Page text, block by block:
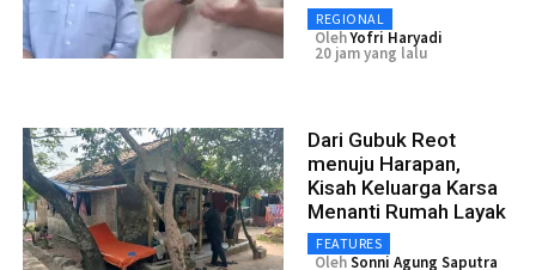
REGIONAL
OlehYofri Haryadi
20 jam yang lalu
Dari Gubuk Reot
menuju Harapan,
Kisah Keluarga Karsa
Menanti Rumah Layak
FEATURES
OlehSonni Agung Saputra